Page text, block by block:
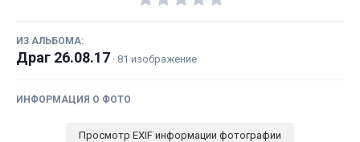
ИЗ АЛЬБОМА:
Драг 26.08.17 · 81 изображение
ИНФОРМАЦИЯ О ФОТО
Просмотр EXIF информации фотографии